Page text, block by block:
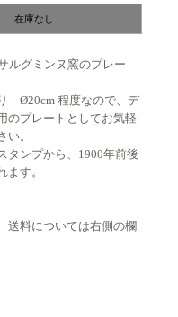
在庫なし
ルグミンヌ窯のプレー
Ø20cm 程度なので、デ
のプレートとしてお気軽
い。
タンプから、1900年前後
ます。
送料については右側の欄